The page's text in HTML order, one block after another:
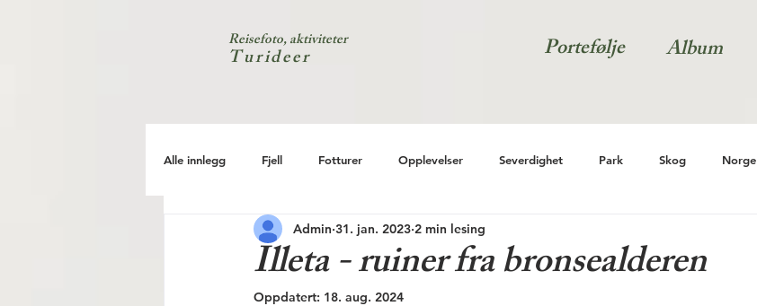
Reisefoto, aktiviteter
Turideer Portefølje Album
Alle innlegg Fjell Fotturer Opplevelser Severdighet Park Skog Norge
Natur Test
Illeta - ruiner fra bronsealderen
Admin 31. jan. 2023 2 min lesing
Oppdatert: 18. aug. 2024